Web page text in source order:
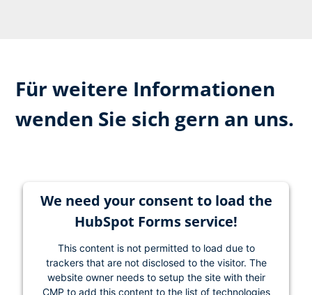
Für weitere Informationen
wenden Sie sich gern an uns.
We need your consent to load the
HubSpot Forms service!
This content is not permitted to load due to
trackers that are not disclosed to the visitor. The
website owner needs to setup the site with their
CMP to add this content to the list of technologies